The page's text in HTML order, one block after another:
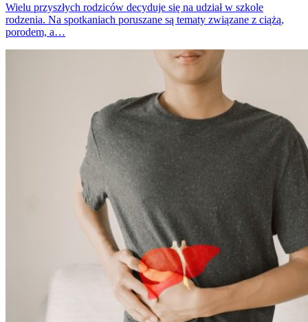
Wielu przyszłych rodziców decyduje się na udział w szkole
rodzenia. Na spotkaniach poruszane są tematy związane z ciążą,
porodem, a…